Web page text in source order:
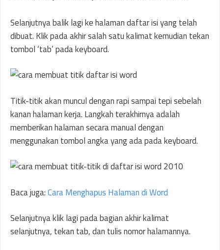
Selanjutnya balik lagi ke halaman daftar isi yang telah
dibuat. Klik pada akhir salah satu kalimat kemudian tekan
tombol ‘tab’ pada keyboard.
Titik-titik akan muncul dengan rapi sampai tepi sebelah
kanan halaman kerja. Langkah terakhirnya adalah
memberikan halaman secara manual dengan
menggunakan tombol angka yang ada pada keyboard.
Baca juga:Cara Menghapus Halaman di Word
Selanjutnya klik lagi pada bagian akhir kalimat
selanjutnya, tekan tab, dan tulis nomor halamannya.